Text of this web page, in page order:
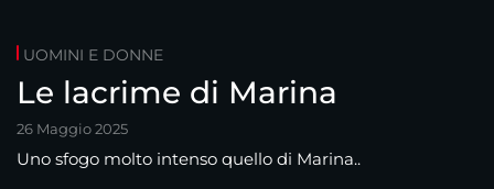
UOMINI E DONNE
Le lacrime di Marina
26 Maggio 2025
Uno sfogo molto intenso quello di Marina..